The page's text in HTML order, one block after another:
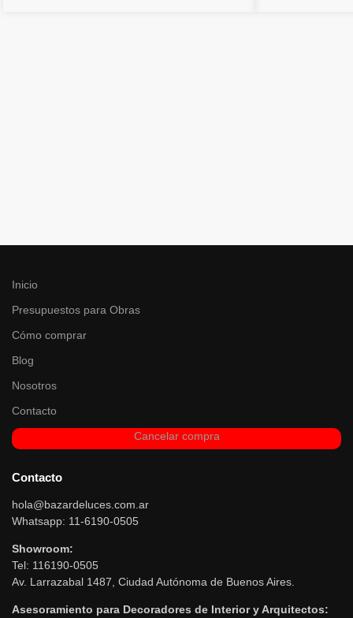
Inicio
Presupuestos para Obras
Cómo comprar
Blog
Nosotros
Contacto
Cancelar compra
Contacto
hola@bazardeluces.com.ar
Whatsapp: 11-6190-0505
Showroom:
Tel: 116190-0505
Av. Larrazabal 1487, Ciudad Autónoma de Buenos Aires.
Asesoramiento para Decoradores de Interior y Arquitectos: